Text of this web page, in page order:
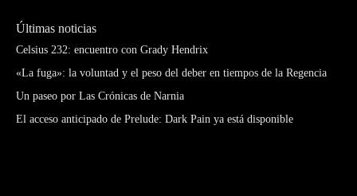
Últimas noticias
Celsius 232: encuentro con Grady Hendrix
«La fuga»: la voluntad y el peso del deber en tiempos de la Regencia
Un paseo por Las Crónicas de Narnia
El acceso anticipado de Prelude: Dark Pain ya está disponible